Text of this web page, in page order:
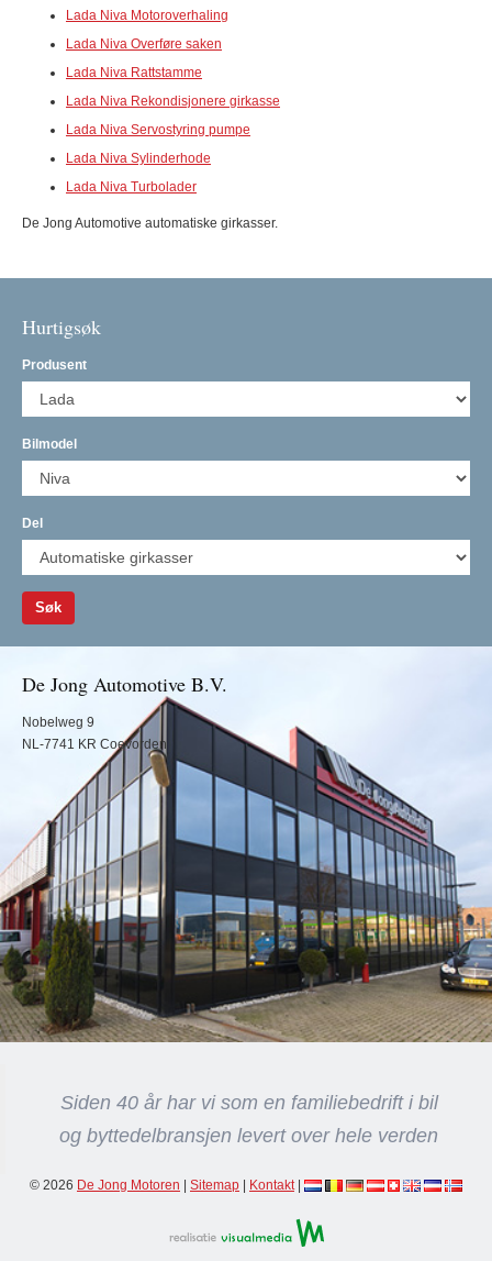
Lada Niva Motoroverhaling
Lada Niva Overføre saken
Lada Niva Rattstamme
Lada Niva Rekondisjonere girkasse
Lada Niva Servostyring pumpe
Lada Niva Sylinderhode
Lada Niva Turbolader
De Jong Automotive automatiske girkasser.
Hurtigsøk
Produsent
Bilmodel
Del
Søk
De Jong Automotive B.V.
Nobelweg 9
NL-7741 KR Coevorden
Siden 40 år har vi som en familiebedrift i bil
og byttedelbransjen levert over hele verden
© 2026 De Jong Motoren Sitemap Kontakt|